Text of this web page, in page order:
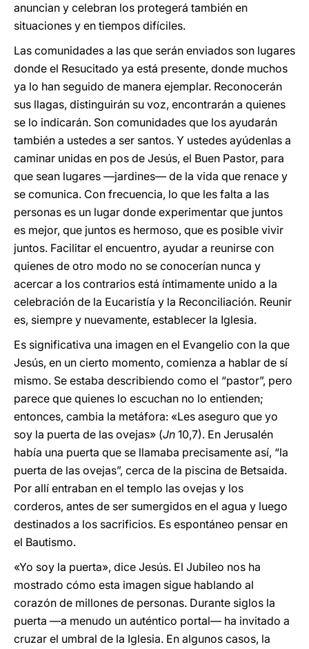
anuncian y celebran los protegerá también en
situaciones y en tiempos difíciles.
Las comunidades a las que serán enviados son lugares
donde el Resucitado ya está presente, donde muchos
ya lo han seguido de manera ejemplar. Reconocerán
sus llagas, distinguirán su voz, encontrarán a quienes
se lo indicarán. Son comunidades que los ayudarán
también a ustedes a ser santos. Y ustedes ayúdenlas a
caminar unidas en pos de Jesús, el Buen Pastor, para
que sean lugares —jardines— de la vida que renace y
se comunica. Con frecuencia, lo que les falta a las
personas es un lugar donde experimentar que juntos
es mejor, que juntos es hermoso, que es posible vivir
juntos. Facilitar el encuentro, ayudar a reunirse con
quienes de otro modo no se conocerían nunca y
acercar a los contrarios está íntimamente unido a la
celebración de la Eucaristía y la Reconciliación. Reunir
es, siempre y nuevamente, establecer la Iglesia.
Es significativa una imagen en el Evangelio con la que
Jesús, en un cierto momento, comienza a hablar de sí
mismo. Se estaba describiendo como el “pastor”, pero
parece que quienes lo escuchan no lo entienden;
entonces, cambia la metáfora: «Les aseguro que yo
soy la puerta de las ovejas» (Jn 10,7). En Jerusalén
había una puerta que se llamaba precisamente así, “la
puerta de las ovejas”, cerca de la piscina de Betsaida.
Por allí entraban en el templo las ovejas y los
corderos, antes de ser sumergidos en el agua y luego
destinados a los sacrificios. Es espontáneo pensar en
el Bautismo.
«Yo soy la puerta», dice Jesús. El Jubileo nos ha
mostrado cómo esta imagen sigue hablando al
corazón de millones de personas. Durante siglos la
puerta —a menudo un auténtico portal— ha invitado a
cruzar el umbral de la Iglesia. En algunos casos, la